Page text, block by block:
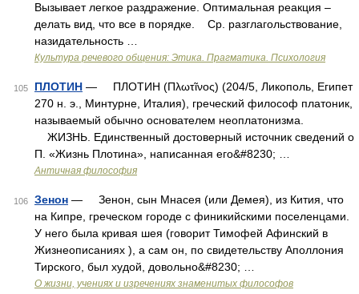
Вызывает легкое раздражение. Оптимальная реакция –
делать вид, что все в порядке. Ср. разглагольствование,
назидательность …
Культура речевого общения: Этика. Прагматика. Психология
105 ПЛОТИН — ПЛОТИН (Πλωτῖνος) (204/5, Ликополь, Египет
270 н. э., Минтурне, Италия), греческий философ платоник,
называемый обычно основателем неоплатонизма.
ЖИЗНЬ. Единственный достоверный источник сведений о
П. «Жизнь Плотина», написанная его&#8230; …
Античная философия
106 Зенон — Зенон, сын Мнасея (или Демея), из Кития, что
на Кипре, греческом городе с финикийскими поселенцами.
У него была кривая шея (говорит Тимофей Афинский в
Жизнеописаниях ), а сам он, по свидетельству Аполлония
Тирского, был худой, довольно&#8230; …
О жизни, учениях и изречениях знаменитых философов